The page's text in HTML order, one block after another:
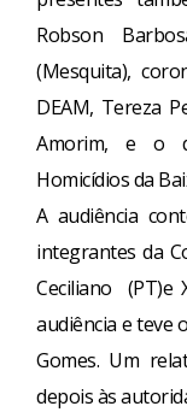
Robson
(Mesquita),
DEAM, Tereza
Amorim, e o
Homicídios da
A audiência
integrantes da
Ceciliano (PT)e
audiência e teve
Gomes. Um
depois às